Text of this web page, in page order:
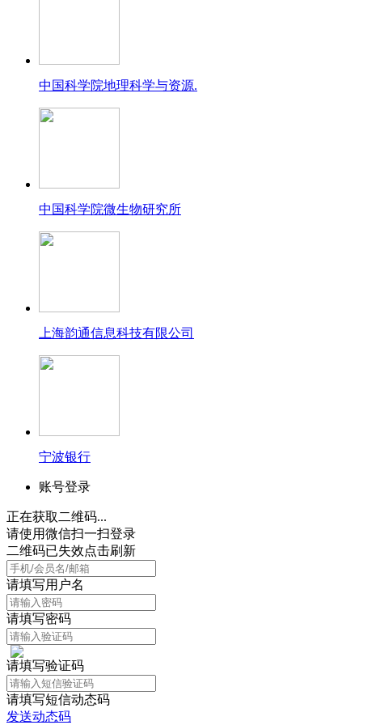
中国科学院地理科学与资源.
中国科学院微生物研究所
上海韵通信息科技有限公司
宁波银行
账号登录
正在获取二维码...
请使用微信扫一扫登录
二维码已失效点击刷新
请填写用户名
请填写密码
请填写验证码
请填写短信动态码
发送动态码